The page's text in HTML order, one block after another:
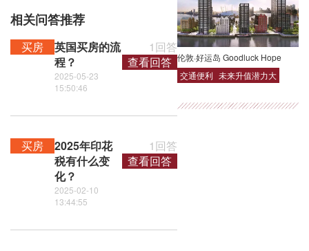
相关问答推荐
买房
英国买房的流
程？
2025-05-23
15:50:46
1回答
查看回答
买房
2025年印花
税有什么变
化？
2025-02-10
13:44:55
1回答
查看回答
伦敦·好运岛 Goodluck Hope
交通便利 未来升值潜力大